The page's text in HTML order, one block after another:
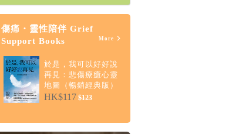
傷痛・靈性陪伴 Grief
Support Books
More
於是，我可以好好說
再見：悲傷療癒心靈
地圖（暢銷經典版）
HK$117 $123